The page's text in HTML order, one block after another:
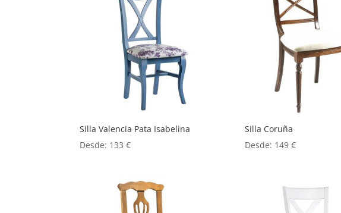
Silla Valencia Pata Isabelina
Desde: 133€
Silla Coruña
Desde: 149€